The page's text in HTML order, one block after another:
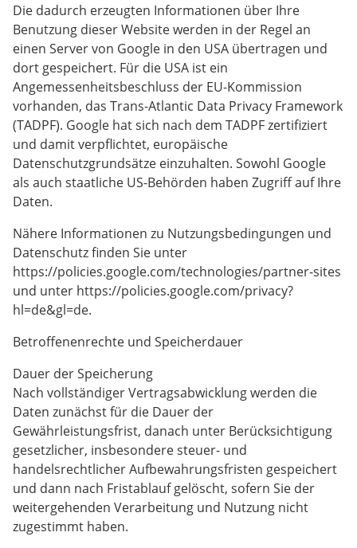
Die dadurch erzeugten Informationen über Ihre
Benutzung dieser Website werden in der Regel an
einen Server von Google in den USA übertragen und
dort gespeichert. Für die USA ist ein
Angemessenheitsbeschluss der EU-Kommission
vorhanden, das Trans-Atlantic Data Privacy Framework
(TADPF). Google hat sich nach dem TADPF zertifiziert
und damit verpflichtet, europäische
Datenschutzgrundsätze einzuhalten. Sowohl Google
als auch staatliche US-Behörden haben Zugriff auf Ihre
Daten.
Nähere Informationen zu Nutzungsbedingungen und
Datenschutz finden Sie unter
https://policies.google.com/technologies/partner-sites
und unter https://policies.google.com/privacy?
hl=de&gl=de.
Betroffenenrechte und Speicherdauer
Dauer der Speicherung
Nach vollständiger Vertragsabwicklung werden die
Daten zunächst für die Dauer der
Gewährleistungsfrist, danach unter Berücksichtigung
gesetzlicher, insbesondere steuer- und
handelsrechtlicher Aufbewahrungsfristen gespeichert
und dann nach Fristablauf gelöscht, sofern Sie der
weitergehenden Verarbeitung und Nutzung nicht
zugestimmt haben.